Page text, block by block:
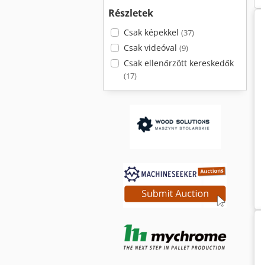
Részletek
Csak képekkel (37)
Csak videóval (9)
Csak ellenőrzött kereskedők
(17)